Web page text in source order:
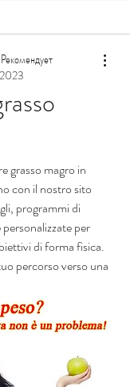
grasso magro in
con il nostro sito
programmi di
per
di forma fisica.
percorso verso una